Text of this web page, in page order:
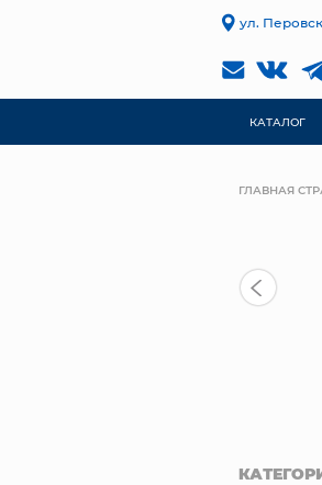
ул.
КАТАЛОГ
ГЛАВНАЯ